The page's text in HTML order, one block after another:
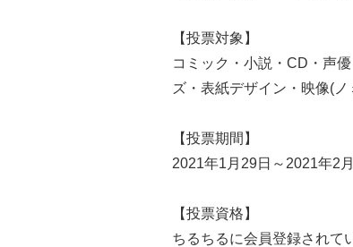
【投票対象】
コミック・小説・CD・声
ズ・表紙デザイン・映像(ノ
【投票期間】
2021年1月29日～2021年2
【投票資格】
ちるちるに会員登録されて